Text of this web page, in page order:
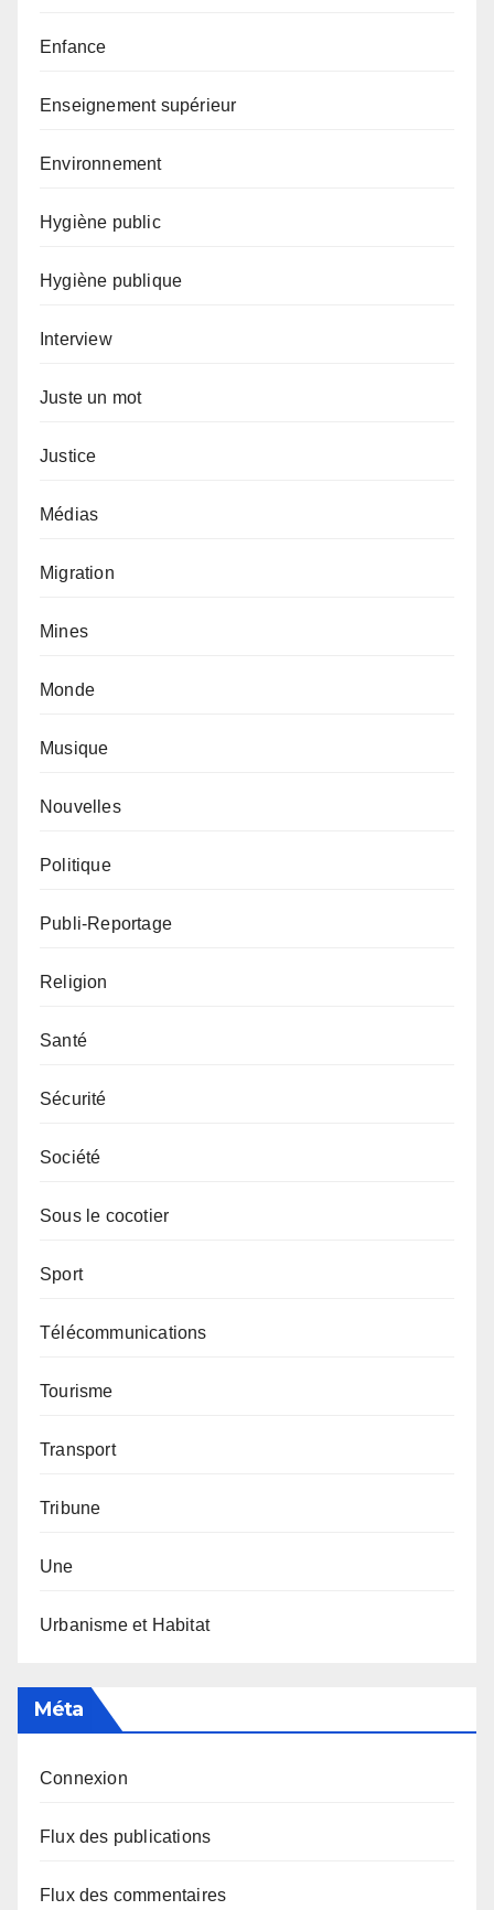
Enfance
Enseignement supérieur
Environnement
Hygiène public
Hygiène publique
Interview
Juste un mot
Justice
Médias
Migration
Mines
Monde
Musique
Nouvelles
Politique
Publi-Reportage
Religion
Santé
Sécurité
Société
Sous le cocotier
Sport
Télécommunications
Tourisme
Transport
Tribune
Une
Urbanisme et Habitat
Méta
Connexion
Flux des publications
Flux des commentaires